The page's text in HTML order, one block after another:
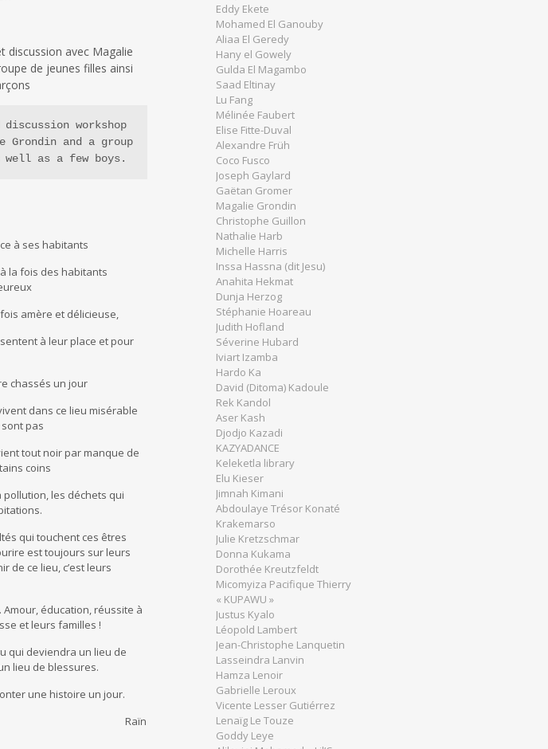
discussion avec Magalie
de jeunes filles ainsi
workshop
Grondin and a group
as a few boys.
à ses habitants
la fois des habitants
amère et délicieuse,
à leur place et pour
chassés un jour
dans ce lieu misérable
sont pas
tout noir par manque de
coins
pollution, les déchets qui
qui touchent ces êtres
est toujours sur leurs
de ce lieu, c’est leurs
Amour, éducation, réussite à
et leurs familles !
qui deviendra un lieu de
lieu de blessures.
une histoire un jour.
Eddy Ekete
Mohamed El Ganouby
Aliaa El Geredy
Hany el Gowely
Gulda El Magambo
Saad Eltinay
Lu Fang
Mélinée Faubert
Elise Fitte-Duval
Alexandre Früh
Coco Fusco
Joseph Gaylard
Gaëtan Gromer
Magalie Grondin
Christophe Guillon
Nathalie Harb
Michelle Harris
Inssa Hassna (dit Jesu)
Anahita Hekmat
Dunja Herzog
Stéphanie Hoareau
Judith Hofland
Séverine Hubard
Iviart Izamba
Hardo Ka
David (Ditoma) Kadoule
Rek Kandol
Aser Kash
Djodjo Kazadi
KAZYADANCE
Keleketla library
Elu Kieser
Jimnah Kimani
Abdoulaye Trésor Konaté
Krakemarso
Julie Kretzschmar
Donna Kukama
Dorothée Kreutzfeldt
Micomyiza Pacifique Thierry
« KUPAWU »
Justus Kyalo
Léopold Lambert
Jean-Christophe Lanquetin
Lasseindra Lanvin
Hamza Lenoir
Gabrielle Leroux
Vicente Lesser Gutiérrez
Lenaïg Le Touze
Goddy Leye